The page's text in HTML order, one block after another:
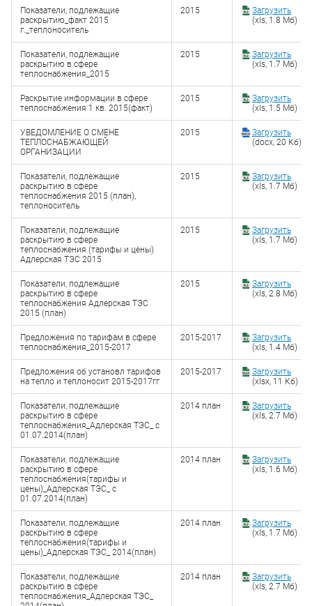
Показатели, подлежащие
раскрытию_факт 2015
г._теплоноситель
2015
Загрузить
(xls, 1.8 Мб)
Показатели, подлежащие
раскрытию в сфере
теплоснабжения_2015
2015
Загрузить
(xls, 1.7 Мб)
Раскрытие информации в сфере
теплоснабжения 1 кв. 2015(факт)
2015
Загрузить
(xls, 1.5 Мб)
УВЕДОМЛЕНИЕ О СМЕНЕ
ТЕПЛОСНАБЖАЮЩЕЙ
ОРГАНИЗАЦИИ
2015
Загрузить
(docx, 20 Кб)
Показатели, подлежащие
раскрытию в сфере
теплоснабжения 2015 (план),
теплоноситель
2015
Загрузить
(xls, 1.7 Мб)
Показатели, подлежащие
раскрытию в сфере
теплоснабжения (тарифы и цены)
Адлерская ТЭС 2015
2015
Загрузить
(xls, 1.7 Мб)
Показатели, подлежащие
раскрытию в сфере
теплоснабжения Адлерская ТЭС
2015 (план)
2015
Загрузить
(xls, 2.8 Мб)
Предложения по тарифам в сфере
теплоснабжения_2015-2017
2015-2017
Загрузить
(xls, 1.4 Мб)
Предложения об установл тарифов
на тепло и теплоносит 2015-2017гг
2015-2017
Загрузить
(xlsx, 11 Кб)
Показатели, подлежащие
раскрытию в сфере
теплоснабжения_Адлерская ТЭС_ с
01.07.2014(план)
2014 план
Загрузить
(xls, 2.7 Мб)
Показатели, подлежащие
раскрытию в сфере
теплоснабжения(тарифы и
цены)_Адлерская ТЭС_ c
01.07.2014(план)
2014 план
Загрузить
(xls, 1.6 Мб)
Показатели, подлежащие
раскрытию в сфере
теплоснабжения(тарифы и
цены)_Адлерская ТЭС_ 2014(план)
2014 план
Загрузить
(xls, 1.7 Мб)
Показатели, подлежащие
раскрытию в сфере
теплоснабжения_Адлерская ТЭС_
2014 план
Загрузить
(xls, 2.7 Мб)